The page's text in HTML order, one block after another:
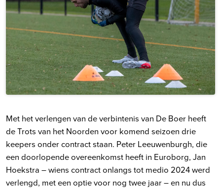
Met het verlengen van de verbintenis van De Boer heeft
de Trots van het Noorden voor komend seizoen drie
keepers onder contract staan. Peter Leeuwenburgh, die
een doorlopende overeenkomst heeft in Euroborg, Jan
Hoekstra – wiens contract onlangs tot medio 2024 werd
verlengd, met een optie voor nog twee jaar – en nu dus